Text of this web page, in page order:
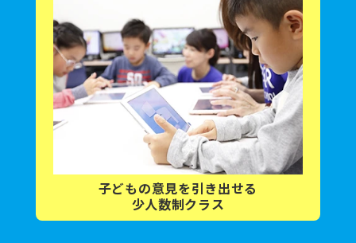
子どもの意見を引き出せる
少人数制クラス